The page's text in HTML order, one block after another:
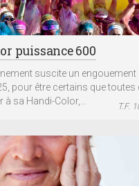
puissance 600
suscite un engouement
pour être certains que toutes
à sa Handi-Color,...
T.F.